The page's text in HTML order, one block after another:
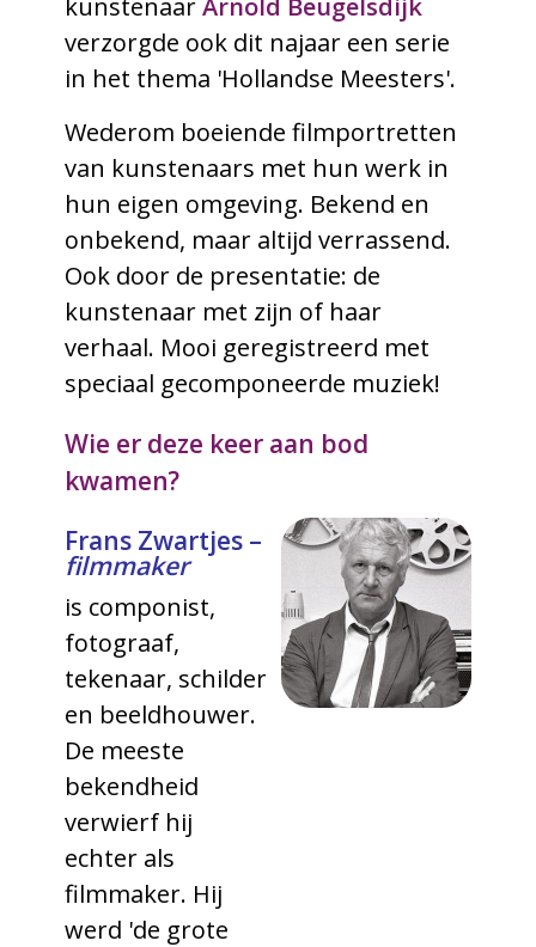
verzorgde ook dit najaar een serie
in het thema 'Hollandse Meesters'.
Wederom boeiende filmportretten
van kunstenaars met hun werk in
hun eigen omgeving. Bekend en
onbekend, maar altijd verrassend.
Ook door de presentatie: de
kunstenaar met zijn of haar
verhaal. Mooi geregistreerd met
speciaal gecomponeerde muziek!
Wie er deze keer aan bod
kwamen?
Frans Zwartjes –
filmmaker
is componist,
fotograaf,
tekenaar, schilder
en beeldhouwer.
De meeste
bekendheid
verwierf hij
echter als
filmmaker. Hij
werd 'de grote